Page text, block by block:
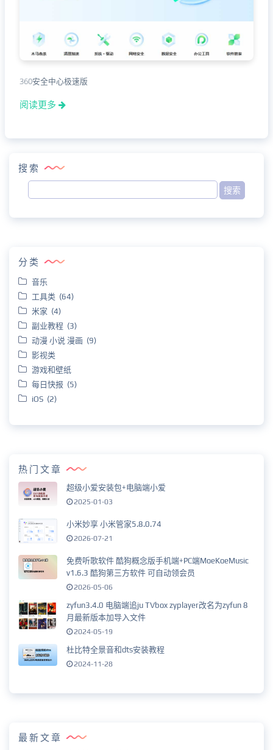
360安全中心极速版
阅读更多
搜索
分类
音乐
工具类 (64)
米家 (4)
副业教程 (3)
动漫 小说 漫画 (9)
影视类
游戏和壁纸
每日快报 (5)
iOS (2)
热门文章
超级小爱安装包+电脑端小爱
2025-01-03
小米妙享 小米管家5.8.0.74
2026-07-21
免费听歌软件 酷狗概念版手机端+PC端MoeKoeMusic
v1.6.3 酷狗第三方软件 可自动领会员
2026-05-06
zyfun3.4.0 电脑端追ju TVbox zyplayer改名为zyfun 8
月最新版本加导入文件
2024-05-19
杜比特全景音和dts安装教程
2024-11-28
最新文章